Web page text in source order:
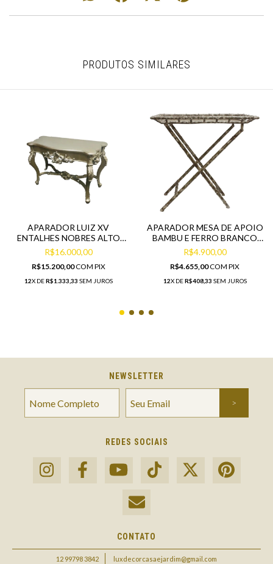
PRODUTOS SIMILARES
APARADOR LUIZ XV
ENTALHES NOBRES ALTO
PADRÃO
R$16.000,00
R$15.200,00COM PIX
12X DER$1.333,33 SEM JUROS
APARADOR MESA DE APOIO
BAMBU E FERRO BRANCO
ENVELHECIDO
R$4.900,00
R$4.655,00COM PIX
12X DER$408,33 SEM JUROS
NEWSLETTER
REDES SOCIAIS
CONTATO
12 99798 3842 luxdecorcasaejardim@gmail.com